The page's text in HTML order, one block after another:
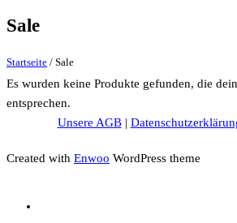
Sale
Startseite / Sale
Es wurden keine Produkte gefunden, die
entsprechen.
Unsere AGB|
Created with Enwoo WordPress theme